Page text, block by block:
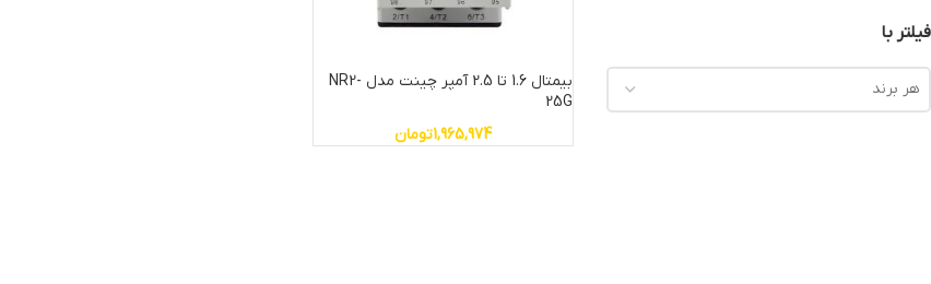
فیلتر با
هر برند
بیمتال 1.6 تا 2.5 آمپر چینت مدل NR2-
25G
1,965,974تومان